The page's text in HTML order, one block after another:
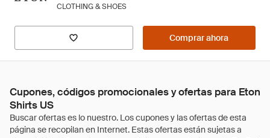
CLOTHING & SHOES
Comprar ahora
Cupones, códigos promocionales y ofertas para Eton
Shirts US